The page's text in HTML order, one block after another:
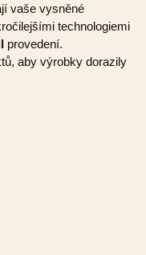
vaše vysněné
technologiemi
provedení.
aby výrobky dorazily